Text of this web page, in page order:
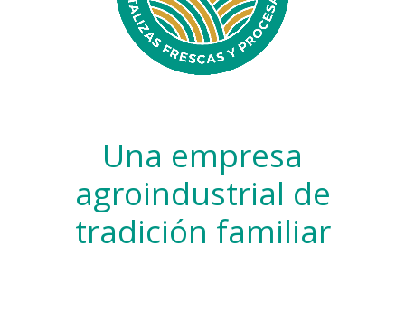
Una empresa
agroindustrial de
tradición familiar